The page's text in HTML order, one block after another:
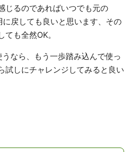
じるのであればいつでも元の
戻しても良いと思います、その
も全然OK。
なら、もう一歩踏み込んで使っ
試しにチャレンジしてみると良い